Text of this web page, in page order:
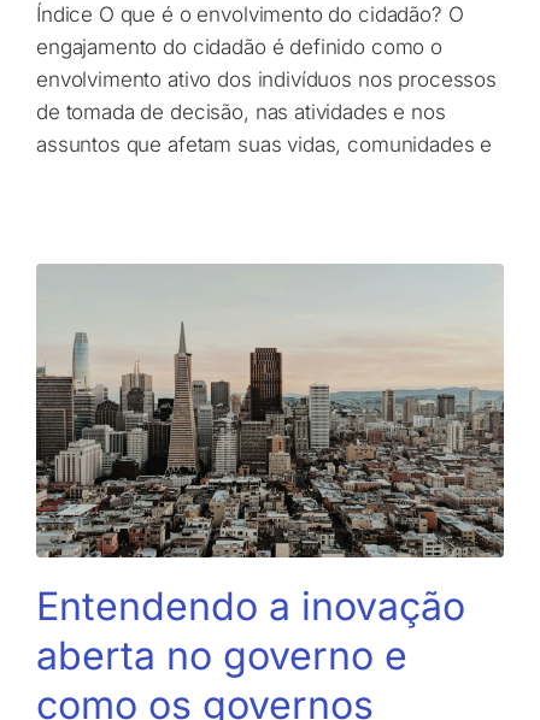
Índice O que é o envolvimento do cidadão? O
engajamento do cidadão é definido como o
envolvimento ativo dos indivíduos nos processos
de tomada de decisão, nas atividades e nos
assuntos que afetam suas vidas, comunidades e
Entendendo a inovação
aberta no governo e
como os governos